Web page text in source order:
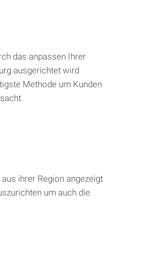
das anpassen Ihrer
ausgerichtet wird
Methode um Kunden
ihrer Region angezeigt
um auch die